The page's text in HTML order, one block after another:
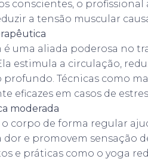
conscientes, o
a tensão muscular
é uma aliada poderosa no
estimula a circulação,
Técnicas como
eficazes em casos de
moderada
corpo de forma regular
e promovem sensação
e práticas como o yoga